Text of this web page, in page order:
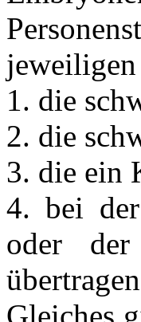
jeweiligen
1. die
2. die
3. die ein
4. bei
oder der
Gleiches